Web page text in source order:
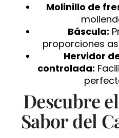
Molinillo de
Báscula:
proporciones
Hervidor
controlada:
Descubre
Sabor del